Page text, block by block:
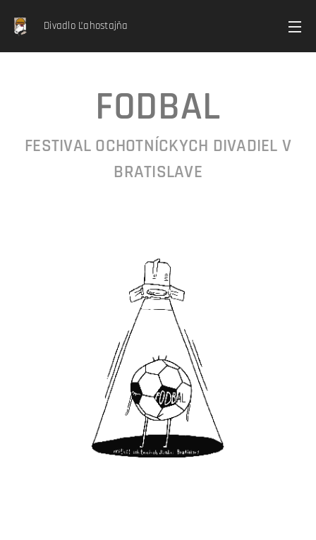
Divadlo Ľahostajňa
FODBAL
FESTIVAL OCHOTNÍCKYCH DIVADIEL V
BRATISLAVE